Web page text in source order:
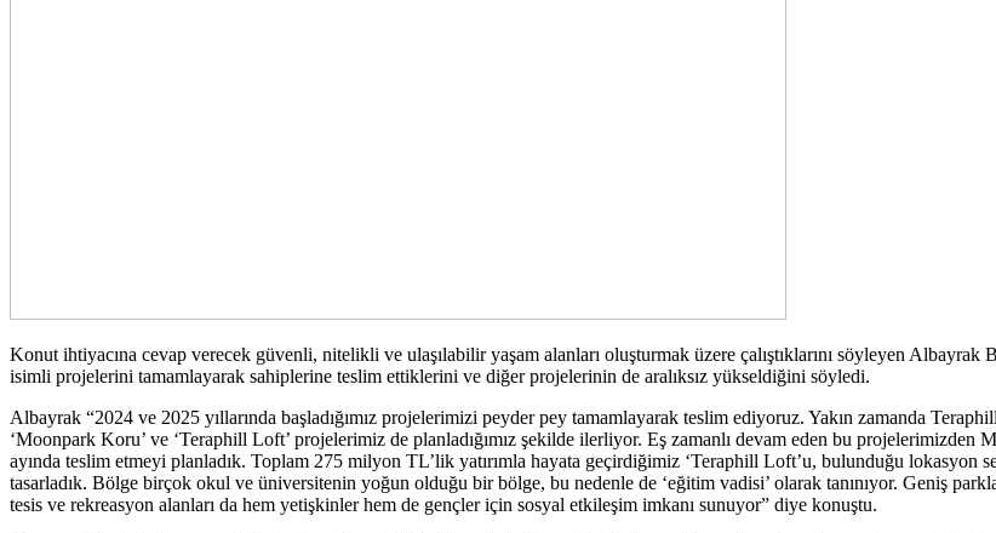
Konut ihtiyacına cevap verecek güvenli, nitelikli ve ulaşılabilir yaşam alanları oluşturmak üzere çalıştıklarını söyleyen
isimli projelerini tamamlayarak sahiplerine teslim ettiklerini ve diğer projelerinin de aralıksız yükseldiğini söyledi.
Albayrak “2024 ve 2025 yıllarında başladığımız projelerimizi peyder pey tamamlayarak teslim ediyoruz. Yakın zamanda
‘Moonpark Koru’ ve ‘Teraphill Loft’ projelerimiz de planladığımız şekilde ilerliyor. Eş zamanlı devam eden bu projelerimizden
ayında teslim etmeyi planladık. Toplam 275 milyon TL’lik yatırımla hayata geçirdiğimiz ‘Teraphill Loft’u, bulunduğu lokasyon
tasarladık. Bölge birçok okul ve üniversitenin yoğun olduğu bir bölge, bu nedenle de ‘eğitim vadisi’ olarak tanınıyor. Geniş
tesis ve rekreasyon alanları da hem yetişkinler hem de gençler için sosyal etkileşim imkanı sunuyor” diye konuştu.